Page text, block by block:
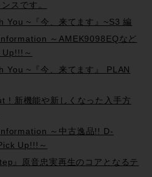
スです。
You ~『今、来てます』~S3 編
～AMEK9098EQなど
Up!!!～
~『今、来てます』 PLAN
! 新機能や新しくなった入手方
～中古逸品!! D-
Up!!!～
』原音忠実再生のコアとなるテ